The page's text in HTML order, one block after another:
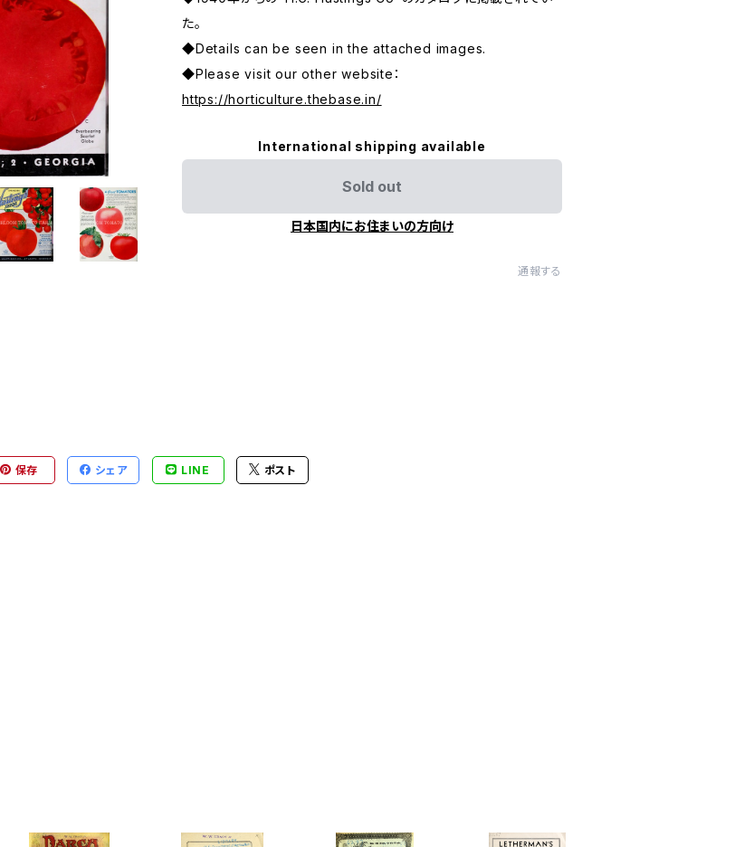
た。
◆Details can be seen in the attached images.
◆Please visit our other website：
https://horticulture.thebase.in/
International shipping available
Sold out
日本国内にお住まいの方向け
通報する
保存 シェア LINE ポスト